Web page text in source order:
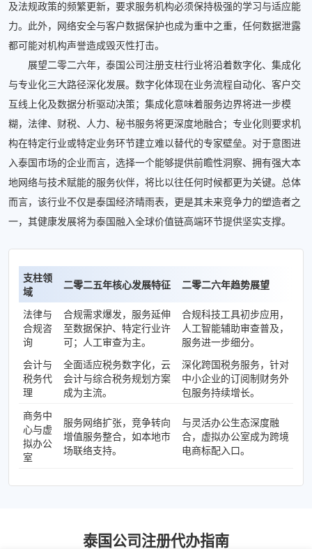
及法规政策的频繁更新，要求服务机构必须保持极强的学习与适应能
力。此外，网络安全与客户数据保护也成为重中之重，任何数据泄露
都可能对机构声誉造成毁灭性打击。
展望二零二六年，泰国公司注册支柱行业将沿着数字化、集成化
与专业化三大路径深化发展。数字化体现在业务流程自动化、客户交
互线上化及数据分析驱动决策；集成化意味着服务边界将进一步模
糊，法律、财税、人力、秘书服务将更深度地融合；专业化则要求机
构在特定行业或特定业务环节建立难以替代的专家壁垒。对于意图进
入泰国市场的企业而言，选择一个能够提供前瞻性洞察、拥有强大本
地网络与技术赋能的服务伙伴，将比以往任何时候都更为关键。总体
而言，该行业不仅是泰国经济晴雨表，更是其未来竞争力的塑造者之
一，其健康发展将为泰国融入全球价值链高端环节提供坚实支撑。
支柱领
域
二零二五年核心发展特征 二零二六年趋势展望
法律与
合规咨
询
合规需求爆发，服务延伸
至数据保护、特定行业许
可；人工审查为主。
合规科技工具初步应用，
人工智能辅助审查普及，
服务进一步细分。
会计与
税务代
理
全面适应税务数字化，云
会计与综合税务规划方案
成为主流。
深化跨国税务服务，针对
中小企业的订阅制财务外
包服务持续增长。
商务中
心与虚
拟办公
室
服务网络扩张，竞争转向
增值服务整合，如本地市
场联络支持。
与灵活办公生态深度融
合，虚拟办公室成为跨境
电商标配入口。
泰国公司注册代办指南